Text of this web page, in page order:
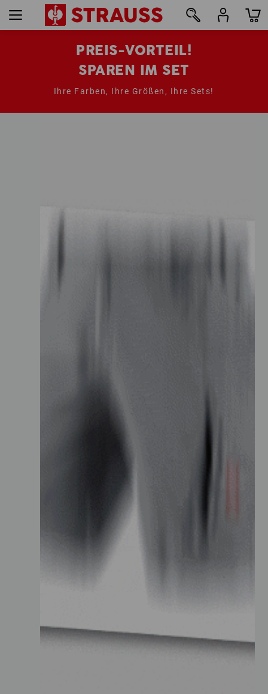
PREIS-VORTEIL!
SPAREN IM SET
Ihre Farben, Ihre Größen, Ihre Sets!